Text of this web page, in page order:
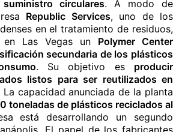
circulares. A modo de
Republic Services, uno de los
en el tratamiento de residuos,
en Las Vegas un Polymer Center
secundaria de los plásticos
. Su objetivo es producir
listos para ser reutilizados en
La capacidad anunciada de la planta
toneladas de plásticos reciclados al
está desarrollando un segundo